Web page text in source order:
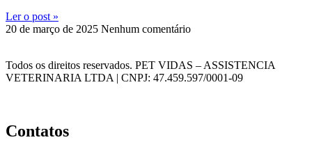
Ler o post »
20 de março de 2025 Nenhum comentário
Todos os direitos reservados. PET VIDAS – ASSISTENCIA
VETERINARIA LTDA | CNPJ: 47.459.597/0001-09
Contatos